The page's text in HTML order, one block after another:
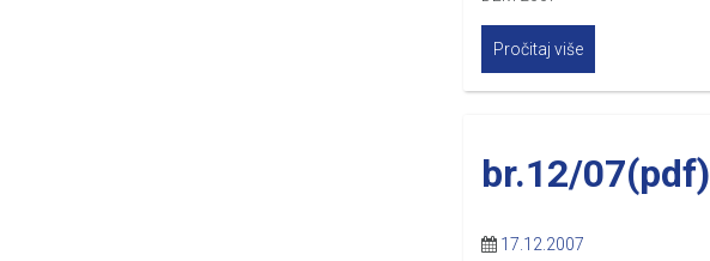
Pročitaj više
br.12/07(pdf)
17.12.2007